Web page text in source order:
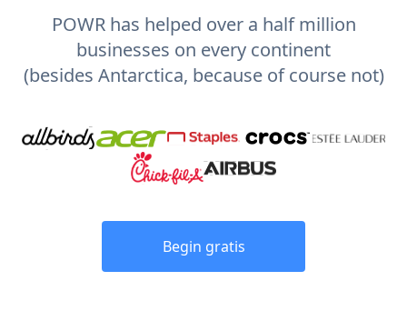
POWR has helped over a half million
businesses on every continent
(besides Antarctica, because of course not)
Begin gratis